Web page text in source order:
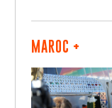
MAROC +